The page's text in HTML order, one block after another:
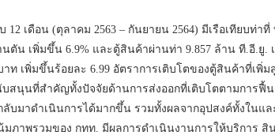
เดือน (ตุลาคม 2563 – กันยายน 2564) มีเรือเทียบท่า
ตัน เพิ่มขึ้น 6.9% และตู้สินค้าผ่านท่า 9.857 ล้าน ที.อี.ยู.
ท เพิ่มขึ้นร้อยละ 6.99 อัตราการเติบโตของตู้สินค้าที่เพิ่
บสนุนที่สำคัญทั้งปัจจัยด้านการส่งออกที่เติบโตตามการฟื้
บมาดำเนินการได้มากขึ้น รวมทั้งผลจากอุปสงค์ทั้งในแ
มภาพรวมของ กทท. มีผลการดำเนินงานการให้บริการ